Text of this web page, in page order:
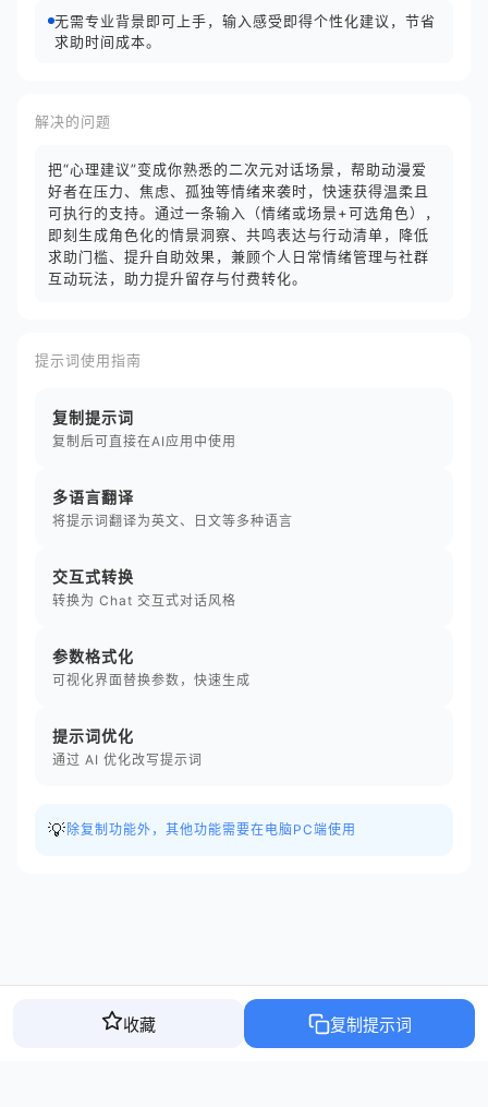
无需专业背景即可上手，输入感受即得个性化建议，节省
求助时间成本。
解决的问题
把“心理建议”变成你熟悉的二次元对话场景，帮助动漫爱
好者在压力、焦虑、孤独等情绪来袭时，快速获得温柔且
可执行的支持。通过一条输入（情绪或场景+可选角色），
即刻生成角色化的情景洞察、共鸣表达与行动清单，降低
求助门槛、提升自助效果，兼顾个人日常情绪管理与社群
互动玩法，助力提升留存与付费转化。
提示词使用指南
复制提示词
复制后可直接在AI应用中使用
多语言翻译
将提示词翻译为英文、日文等多种语言
交互式转换
转换为 Chat 交互式对话风格
参数格式化
可视化界面替换参数，快速生成
提示词优化
通过 AI 优化改写提示词
💡 除复制功能外，其他功能需要在电脑PC端使用
收藏 复制提示词